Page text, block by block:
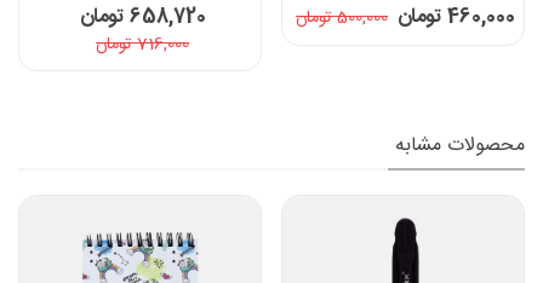
460,000 تومان 500,000 تومان 658,720 تومان
716,000 تومان
محصولات مشابه